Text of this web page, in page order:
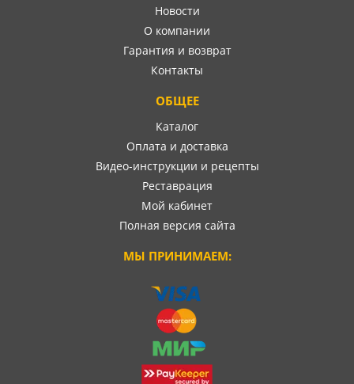
Новости
О компании
Гарантия и возврат
Контакты
ОБЩЕЕ
Каталог
Оплата и доставка
Видео-инструкции и рецепты
Реставрация
Мой кабинет
Полная версия сайта
МЫ ПРИНИМАЕМ: